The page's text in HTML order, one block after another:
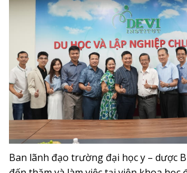
Ban lãnh đạo trường đại học y – dược